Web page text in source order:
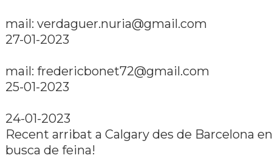
mail: verdaguer.nuria@gmail.com
27-01-2023
mail: fredericbonet72@gmail.com
25-01-2023
24-01-2023
Recent arribat a Calgary des de Barcelona en
busca de feina!